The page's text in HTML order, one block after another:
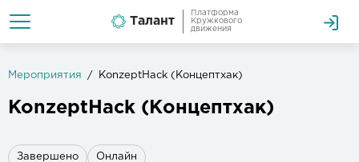
Талант
Платформа
Кружкового
движения
Мероприятия KonzeptHack (Концептхак)
KonzeptHack (Концептхак)
Завершено Онлайн